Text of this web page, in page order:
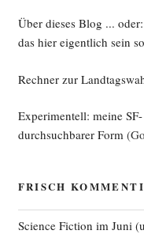
Über dieses Blog ...
das hier eigentlich sein
Rechner zur
Experimentell: meine
durchsuchbarer Form
FRISCH
Science Fiction im Juni